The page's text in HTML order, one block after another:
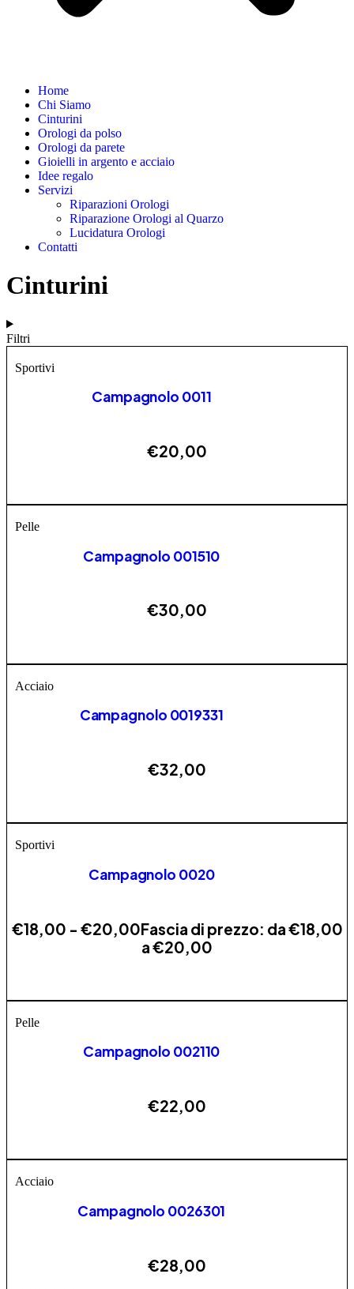
Home
Chi Siamo
Cinturini
Orologi da polso
Orologi da parete
Gioielli in argento e acciaio
Idee regalo
Servizi
Riparazioni Orologi
Riparazione Orologi al Quarzo
Lucidatura Orologi
Contatti
Cinturini
Filtri
Sportivi
Campagnolo 0011
€20,00
Pelle
Campagnolo 001510
€30,00
Acciaio
Campagnolo 0019331
€32,00
Sportivi
Campagnolo 0020
€18,00 - €20,00Fascia di prezzo: da €18,00
a €20,00
Pelle
Campagnolo 002110
€22,00
Acciaio
Campagnolo 0026301
€28,00